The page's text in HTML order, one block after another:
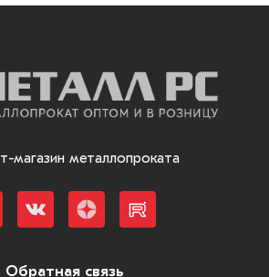
магазин металлопроката
Обратная связь